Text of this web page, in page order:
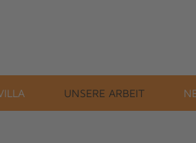
UNSERE ARBEIT